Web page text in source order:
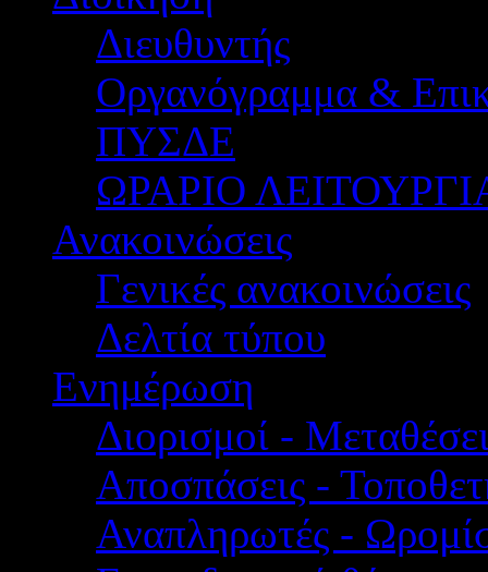
Διευθυντής
Οργανόγραμμα &
ΠΥΣΔΕ
ΩΡΑΡΙΟ
Ανακοινώσεις
Γενικές ανακοινώσεις
Δελτία τύπου
Ενημέρωση
Διορισμοί -
Αποσπάσεις -
Αναπληρωτές -